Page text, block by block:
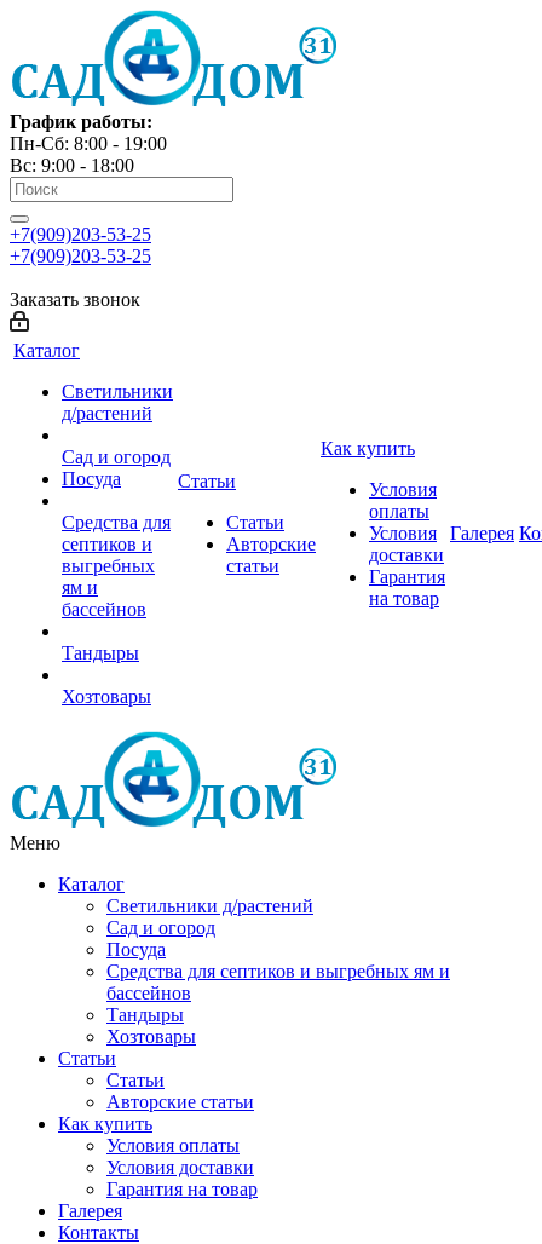
График работы:
Пн-Сб: 8:00 - 19:00
Вс: 9:00 - 18:00
+7(909)203-53-25
+7(909)203-53-25
Заказать звонок
Каталог
Светильники
д/растений
Сад и огород
Посуда
Средства для
септиков и
выгребных
ям и
бассейнов
Тандыры
Хозтовары
Статьи
Статьи
Авторские
статьи
Как купить
Условия
оплаты
Условия
доставки
Гарантия
на товар
Галерея
Меню
Каталог
Светильники д/растений
Сад и огород
Посуда
Средства для септиков и выгребных ям и
бассейнов
Тандыры
Хозтовары
Статьи
Статьи
Авторские статьи
Как купить
Условия оплаты
Условия доставки
Гарантия на товар
Галерея
Контакты